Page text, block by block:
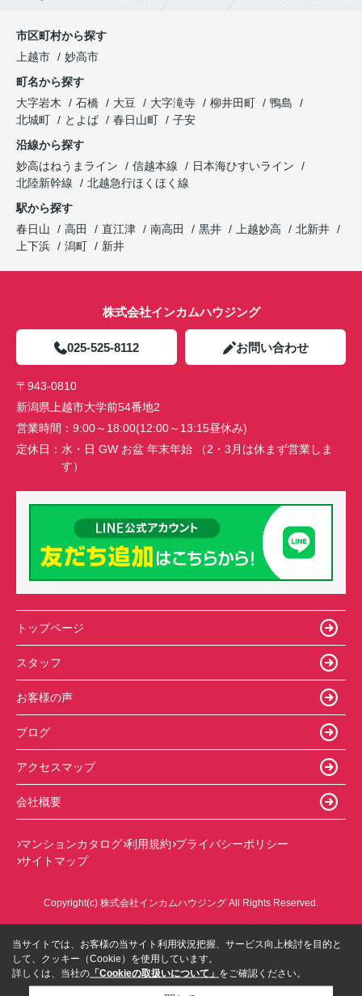
市区町村から探す
上越市
妙高市
町名から探す
大字岩木
石橋 大豆 大字滝寺 柳井田町
鴨島
北城町
とよば 春日山町
子安
沿線から探す
妙高はねうまライン
信越本線
日本海ひすいライン
北陸新幹線
北越急行ほくほく線
駅から探す
春日山
高田 直江津 南高田 黒井 上越妙高
北新井
上下浜
潟町 新井
株式会社インカムハウジング
025-525-8112 お問い合わせ
〒943-0810
新潟県上越市大学前54番地2
営業時間： 9:00～18:00(12:00～13:15昼休み)
定休日： 水・日 GW お盆 年末年始 （2・3月は休まず営業しま
す）
トップページ
スタッフ
お客様の声
ブログ
アクセスマップ
会社概要
マンションカタログ 利用規約 プライバシーポリシー
サイトマップ
Copyright(c) 株式会社インカムハウジング All Rights Reserved.
当サイトでは、お客様の当サイト利用状況把握、サービス向上検討を目的と
して、クッキー（Cookie）を使用しています。
詳しくは、当社の 「Cookieの取扱いについて」 をご確認ください。